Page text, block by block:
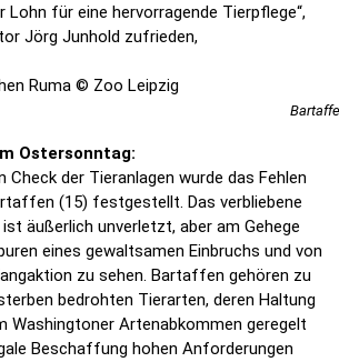
Lohn für eine hervorragende Tierpflege“,
Jörg Junhold zufrieden,
Ostersonntag:
Check der Tieranlagen wurde das Fehlen
(15) festgestellt. Das verbliebene
äußerlich unverletzt, aber am Gehege
eines gewaltsamen Einbruchs und von
zu sehen. Bartaffen gehören zu
bedrohten Tierarten, deren Haltung
Washingtoner Artenabkommen geregelt
Beschaffung hohen Anforderungen